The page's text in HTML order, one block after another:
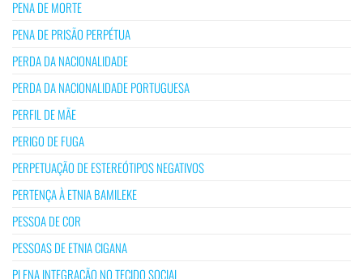
PENA DE MORTE
PENA DE PRISÃO PERPÉTUA
PERDA DA NACIONALIDADE
PERDA DA NACIONALIDADE PORTUGUESA
PERFIL DE MÃE
PERIGO DE FUGA
PERPETUAÇÃO DE ESTEREÓTIPOS NEGATIVOS
PERTENÇA À ETNIA BAMILEKE
PESSOA DE COR
PESSOAS DE ETNIA CIGANA
PLENA INTEGRAÇÃO NO TECIDO SOCIAL